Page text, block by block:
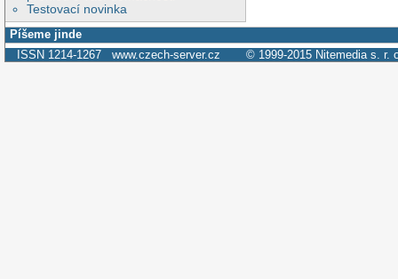
Testovací novinka
Píšeme jinde
ISSN 1214-1267 www.czech-server.cz © 1999-2015 Nitemedia s. r.